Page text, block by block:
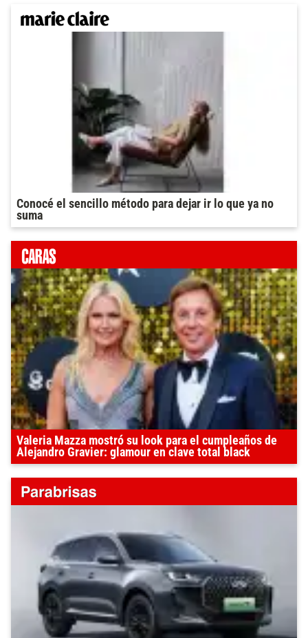
Conocé el sencillo método para dejar ir lo que ya no
suma
Valeria Mazza mostró su look para el cumpleaños de
Alejandro Gravier: glamour en clave total black